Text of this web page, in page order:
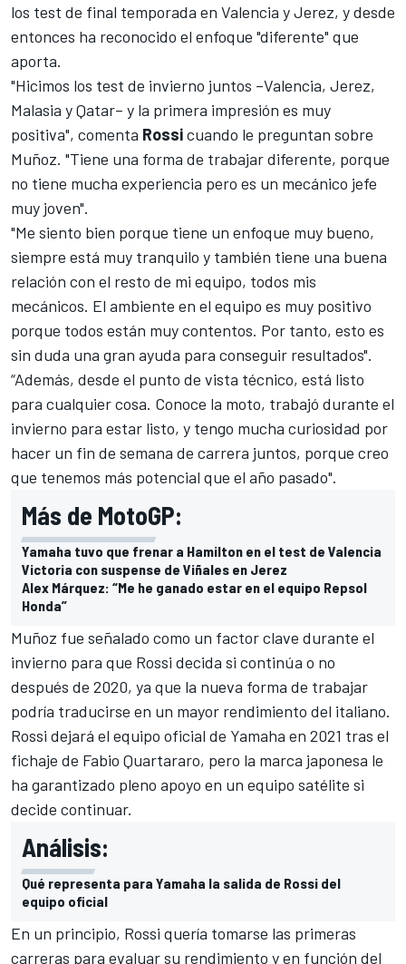
los test de final temporada en Valencia y Jerez, y desde
entonces ha reconocido el enfoque "diferente" que
aporta.
"Hicimos los test de invierno juntos –Valencia, Jerez,
Malasia y Qatar– y la primera impresión es muy
positiva", comenta Rossicuando le preguntan sobre
Muñoz. "Tiene una forma de trabajar diferente, porque
no tiene mucha experiencia pero es un mecánico jefe
muy joven".
"Me siento bien porque tiene un enfoque muy bueno,
siempre está muy tranquilo y también tiene una buena
relación con el resto de mi equipo, todos mis
mecánicos. El ambiente en el equipo es muy positivo
porque todos están muy contentos. Por tanto, esto es
sin duda una gran ayuda para conseguir resultados".
“Además, desde el punto de vista técnico, está listo
para cualquier cosa. Conoce la moto, trabajó durante el
invierno para estar listo, y tengo mucha curiosidad por
hacer un fin de semana de carrera juntos, porque creo
que tenemos más potencial que el año pasado".
Más de MotoGP:
Yamaha tuvo que frenar a Hamilton en el test de Valencia
Victoria con suspense de Viñales en Jerez
Alex Márquez: “Me he ganado estar en el equipo Repsol
Honda”
Muñoz fue señalado como un factor clave durante el
invierno para que Rossi decida si continúa o no
después de 2020, ya que la nueva forma de trabajar
podría traducirse en un mayor rendimiento del italiano.
Rossi dejará el equipo oficial de Yamaha en 2021 tras el
fichaje de Fabio Quartararo, pero la marca japonesa le
ha garantizado pleno apoyo en un equipo satélite si
decide continuar.
Análisis:
Qué representa para Yamaha la salida de Rossi del
equipo oficial
En un principio, Rossi quería tomarse las primeras
carreras para evaluar su rendimiento y en función del